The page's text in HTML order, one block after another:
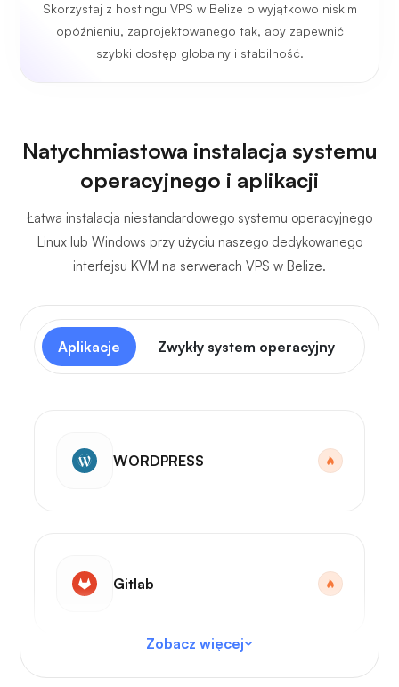
Skorzystaj z hostingu VPS w Belize o wyjątkowo niskim
opóźnieniu, zaprojektowanego tak, aby zapewnić
szybki dostęp globalny i stabilność.
Natychmiastowa instalacja systemu
operacyjnego i aplikacji
Łatwa instalacja niestandardowego systemu operacyjnego
Linux lub Windows przy użyciu naszego dedykowanego
interfejsu KVM na serwerach VPS w Belize.
Aplikacje Zwykły system operacyjny
WORDPRESS
Gitlab
Zobacz więcej